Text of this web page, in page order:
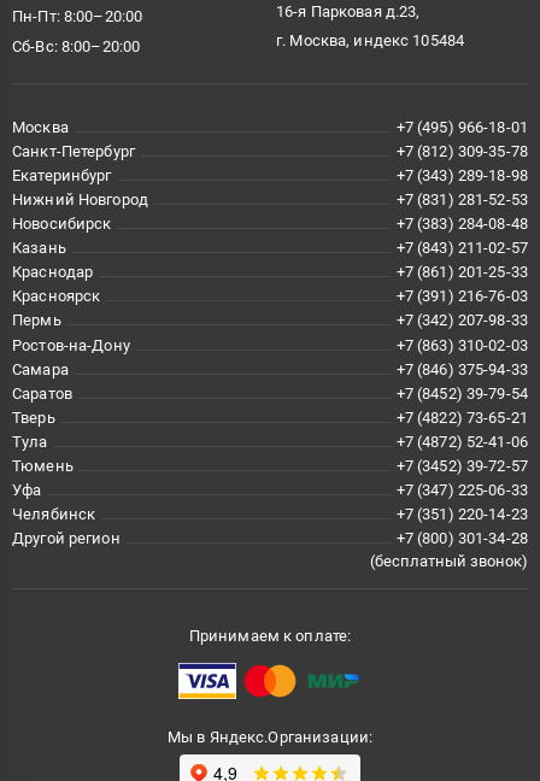
Пн-Пт: 8:00–20:00
Сб-Вс: 8:00–20:00
16-я Парковая д.23,
г. Москва, индекс 105484
Москва
+7 (495) 966-18-01
Санкт-Петербург
+7 (812) 309-35-78
Екатеринбург
+7 (343) 289-18-98
Нижний Новгород
+7 (831) 281-52-53
Новосибирск
+7 (383) 284-08-48
Казань
+7 (843) 211-02-57
Краснодар
+7 (861) 201-25-33
Красноярск
+7 (391) 216-76-03
Пермь
+7 (342) 207-98-33
Ростов-на-Дону
+7 (863) 310-02-03
Самара
+7 (846) 375-94-33
Саратов
+7 (8452) 39-79-54
Тверь
+7 (4822) 73-65-21
Тула
+7 (4872) 52-41-06
Тюмень
+7 (3452) 39-72-57
Уфа
+7 (347) 225-06-33
Челябинск
+7 (351) 220-14-23
Другой регион
+7 (800) 301-34-28
(бесплатный звонок)
Принимаем к оплате:
Мы в Яндекс.Организации: